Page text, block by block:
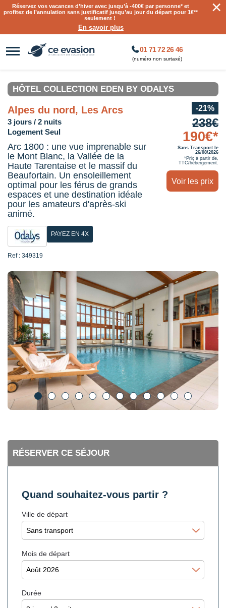
Réservez vos vacances d’hiver avec jusqu’à-400€ par personne* et
profitez de l’annulation sans justificatif jusqu’au jour du départ pour 1€**
seulement !
En savoir plus
×
01 71 72 26 46
(numéro non surtaxé)
HÔTEL COLLECTION EDEN BY ODALYS
Alpes du nord, Les Arcs
3 jours / 2 nuits
Logement Seul
Arc 1800 : une vue imprenable sur
le Mont Blanc, la Vallée de la
Haute Tarentaise et le massif du
Beaufortain. Un ensoleillement
optimal pour les férus de grands
espaces et une destination idéale
pour les amateurs d'après-ski
animé.
PAYEZ EN 4X
Ref : 349319
-21%
238€
190€*
Sans Transport le
26/08/2026
*Prix à partir de,
TTC/hébergement.
Voir les prix
RÉSERVER CE SÉJOUR
Quand souhaitez-vous partir ?
Ville de départ
Mois de départ
Durée